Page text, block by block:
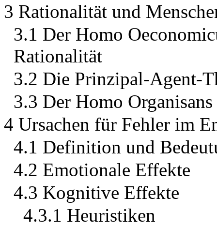
3 Rationalität und
3.1 Der Homo
Rationalität
3.2 Die Prinzipal-Agent-
3.3 Der Homo
4 Ursachen für Fehler im
4.1 Definition und
4.2 Emotionale Effekte
4.3 Kognitive Effekte
4.3.1 Heuristiken